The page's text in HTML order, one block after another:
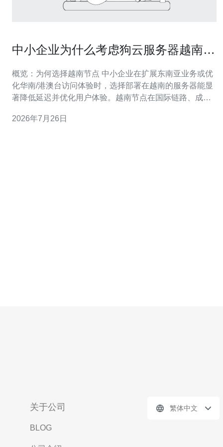
中小企业为什么考虑狗云服务器越南作
概览：为何选择越南节点 中小企业在扩展东南亚业务或优
化华南/港澳台访问体验时，选择部署在越南的服务器能显
著降低延迟并优化用户体验。越南节点在国际链路、成本
的运维方案，可满足网站、电商与实时应用的基本需求。
2026年7月26日
关于公司
BLOG
繁体中文